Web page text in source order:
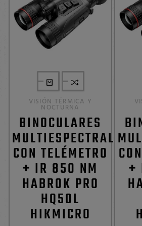
VISIÓN TÉRMICA Y
NOCTURNA
BINOCULARES
MULTIESPECTRALES
CON TELÉMETRO
+ IR 850 NM
HABROK PRO
HQ50L
HIKMICRO
+